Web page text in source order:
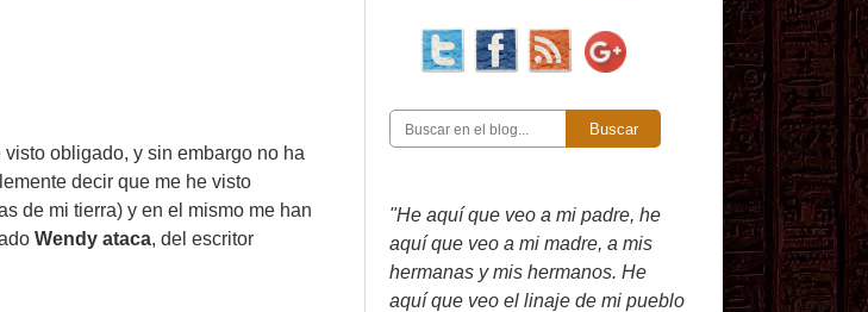
obligado, y sin embargo no ha
decir que me he visto
de mi tierra) y en el mismo me han
Wendy ataca, del escritor
Buscar
"He aquí que veo a mi padre, he
aquí que veo a mi madre, a mis
hermanas y mis hermanos. He
aquí que veo el linaje de mi pueblo